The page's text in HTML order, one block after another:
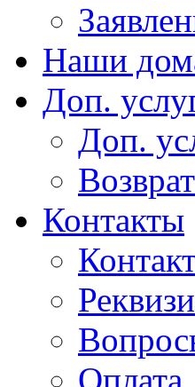
Наши
Доп.
Доп.
Контакты